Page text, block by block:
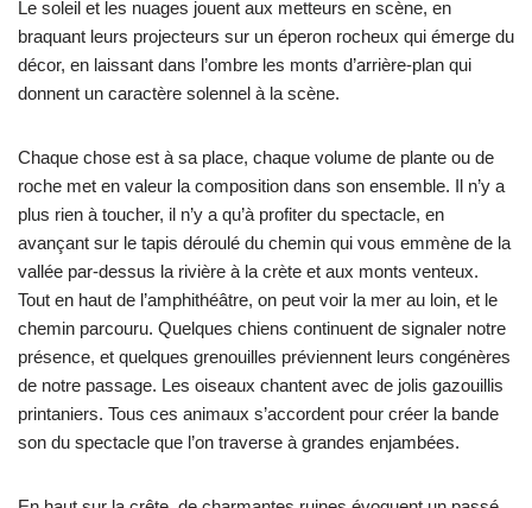
Le soleil et les nuages jouent aux metteurs en scène, en
braquant leurs projecteurs sur un éperon rocheux qui émerge du
décor, en laissant dans l’ombre les monts d’arrière-plan qui
donnent un caractère solennel à la scène.
Chaque chose est à sa place, chaque volume de plante ou de
roche met en valeur la composition dans son ensemble. Il n’y a
plus rien à toucher, il n’y a qu’à profiter du spectacle, en
avançant sur le tapis déroulé du chemin qui vous emmène de la
vallée par-dessus la rivière à la crète et aux monts venteux.
Tout en haut de l’amphithéâtre, on peut voir la mer au loin, et le
chemin parcouru. Quelques chiens continuent de signaler notre
présence, et quelques grenouilles préviennent leurs congénères
de notre passage. Les oiseaux chantent avec de jolis gazouillis
printaniers. Tous ces animaux s’accordent pour créer la bande
son du spectacle que l’on traverse à grandes enjambées.